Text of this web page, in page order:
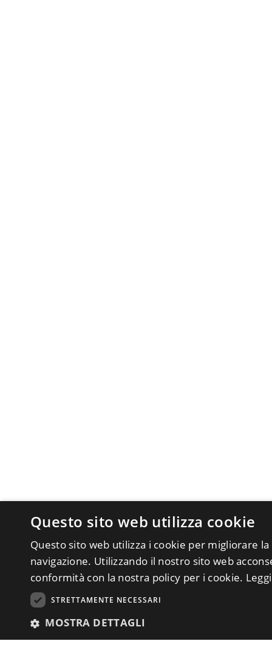
Questo sito web utilizza cookie
Questo sito web utilizza i cookie per migliorare
navigazione. Utilizzando il nostro sito web
conformità con la nostra policy per i cookie.
STRETTAMENTE NECESSARI
MOSTRA DETTAGLI